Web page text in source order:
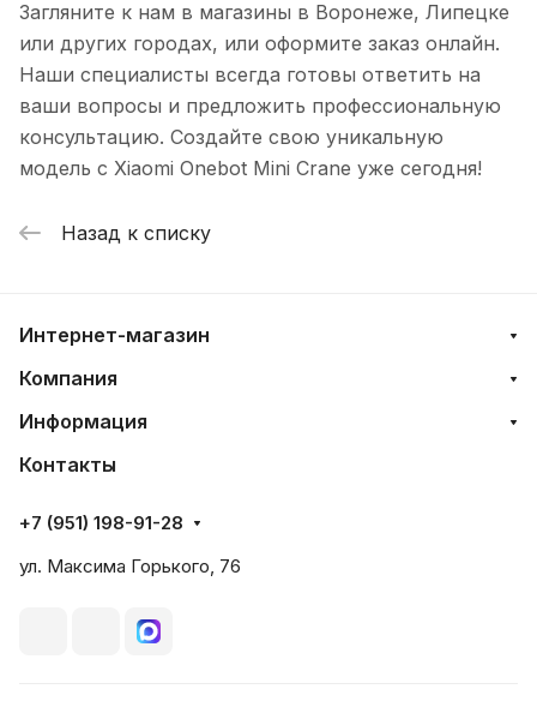
Загляните к нам в магазины в Воронеже, Липецке
или других городах, или оформите заказ онлайн.
Наши специалисты всегда готовы ответить на
ваши вопросы и предложить профессиональную
консультацию. Создайте свою уникальную
модель с Xiaomi Onebot Mini Crane уже сегодня!
Назад к списку
Интернет-магазин
Компания
Информация
Контакты
+7 (951) 198-91-28
ул. Максима Горького, 76